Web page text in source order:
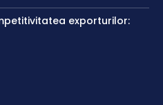
exporturilor: